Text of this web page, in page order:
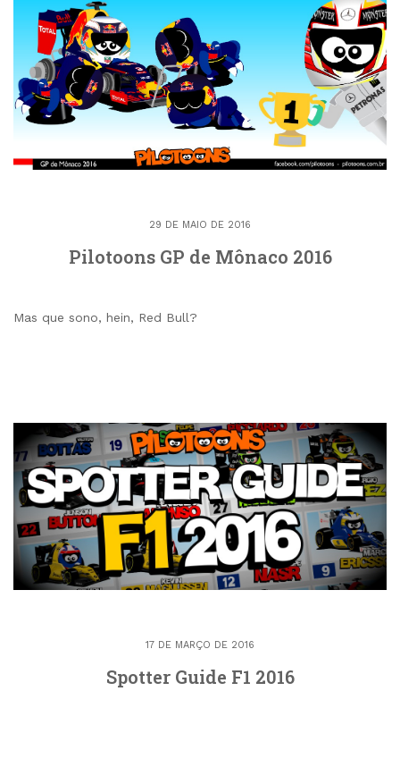
29 DE MAIO DE 2016
Pilotoons GP de Mônaco 2016
Mas que sono, hein, Red Bull?
17 DE MARÇO DE 2016
Spotter Guide F1 2016